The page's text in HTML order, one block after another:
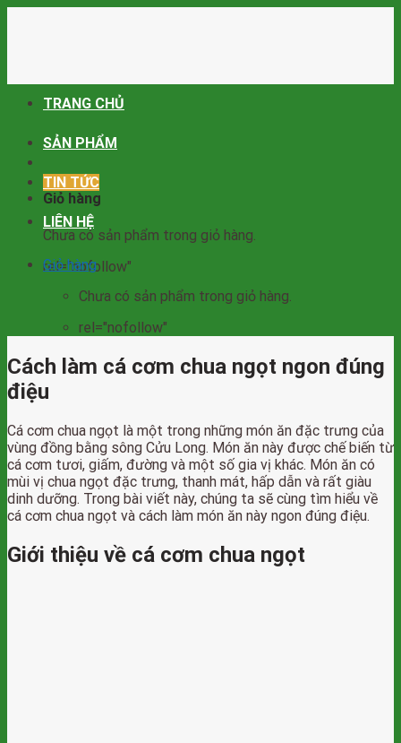
Giỏ hàng
Chưa có sản phẩm trong giỏ hàng.
rel="nofollow"
TRANG CHỦ
SẢN PHẨM
TIN TỨC
LIÊN HỆ
Giỏ hàng
Chưa có sản phẩm trong giỏ hàng.
rel="nofollow"
Cách làm cá cơm chua ngọt ngon đúng
điệu
Cá cơm chua ngọt là một trong những món ăn đặc trưng của
vùng đồng bằng sông Cửu Long. Món ăn này được chế biến từ
cá cơm tươi, giấm, đường và một số gia vị khác. Món ăn có
mùi vị chua ngọt đặc trưng, thanh mát, hấp dẫn và rất giàu
dinh dưỡng. Trong bài viết này, chúng ta sẽ cùng tìm hiểu về
cá cơm chua ngọt và cách làm món ăn này ngon đúng điệu.
Giới thiệu về cá cơm chua ngọt